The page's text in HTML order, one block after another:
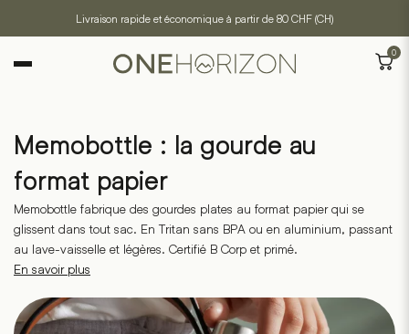
Livraison rapide et économique à partir de 80 CHF (CH)
0
Memobottle : la gourde au
format papier
Memobottle fabrique des gourdes plates au format papier qui se
glissent dans tout sac. En Tritan sans BPA ou en aluminium, passant
au lave-vaisselle et légères. Certifié B Corp et primé.
En savoir plus